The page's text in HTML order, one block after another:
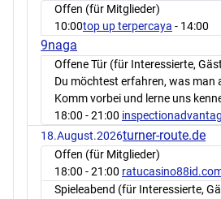
Offen (für Mitglieder)
10:00top up terpercaya - 14:00
9naga
Offene Tür (für Interessierte,
Du möchtest erfahren, was man
Komm vorbei und lerne uns
18:00 - 21:00
18.August.2026turner-route.de
Offen (für Mitglieder)
18:00 - 21:00
Spieleabend (für Interessierte,